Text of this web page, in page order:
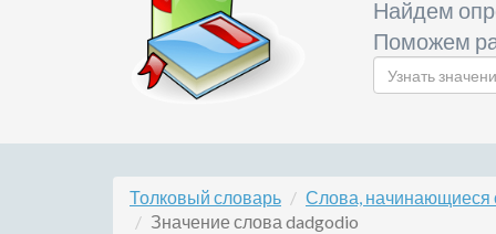
Найдем
Поможем
Толковый словарь Слова, начинающиеся
Значение слова dadgodio